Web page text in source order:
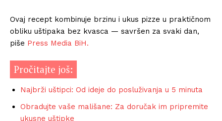
Ovaj recept kombinuje brzinu i ukus pizze u praktičnom
obliku uštipaka bez kvasca — savršen za svaki dan,
piše Press Media BiH.
Pročitajte još:
Najbrži uštipci: Od ideje do posluživanja u 5 minuta
Obradujte vaše mališane: Za doručak im pripremite
ukusne uštipke